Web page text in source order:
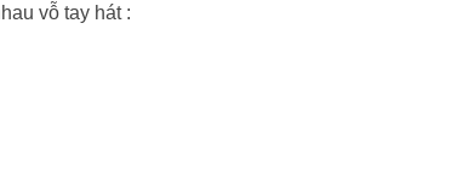
vỗ tay hát :